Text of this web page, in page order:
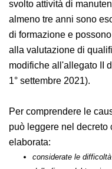
decreto del Ministero
che i soggetti che alla
01/09/2021hanno
controllo periodico da
dalla frequenza del
richiedere di essere
all'allegato II del
settembre 2021).
Per comprendere le